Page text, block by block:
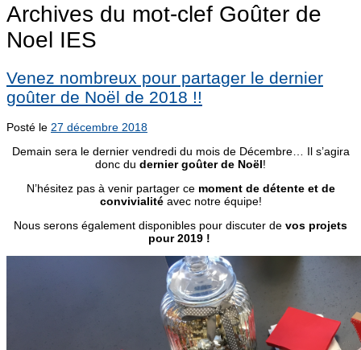
Archives du mot-clef Goûter de
Noel IES
Venez nombreux pour partager le dernier
goûter de Noël de 2018 !!
Posté le 27 décembre 2018
Demain sera le dernier vendredi du mois de Décembre… Il s’agira
donc du dernier goûter de Noël!
N’hésitez pas à venir partager ce moment de détente et de
convivialitéavec notre équipe!
Nous serons également disponibles pour discuter de vos projets
pour 2019 !